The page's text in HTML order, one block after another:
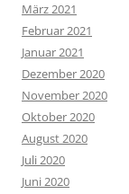
März 2021
Februar 2021
Januar 2021
Dezember 2020
November 2020
Oktober 2020
August 2020
Juli 2020
Juni 2020